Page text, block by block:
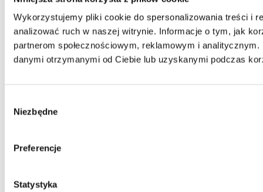
Wykorzystujemy pliki cookie do spersonalizowania treści i
analizować ruch w naszej witrynie. Informacje o tym, jak
partnerom społecznościowym, reklamowym i
danymi otrzymanymi od Ciebie lub uzyskanymi podczas
zgody
Niezbędne
Preferencje
Statystyka